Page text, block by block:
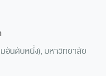
นดับหนึ่ง), มหาวิทยาลัย